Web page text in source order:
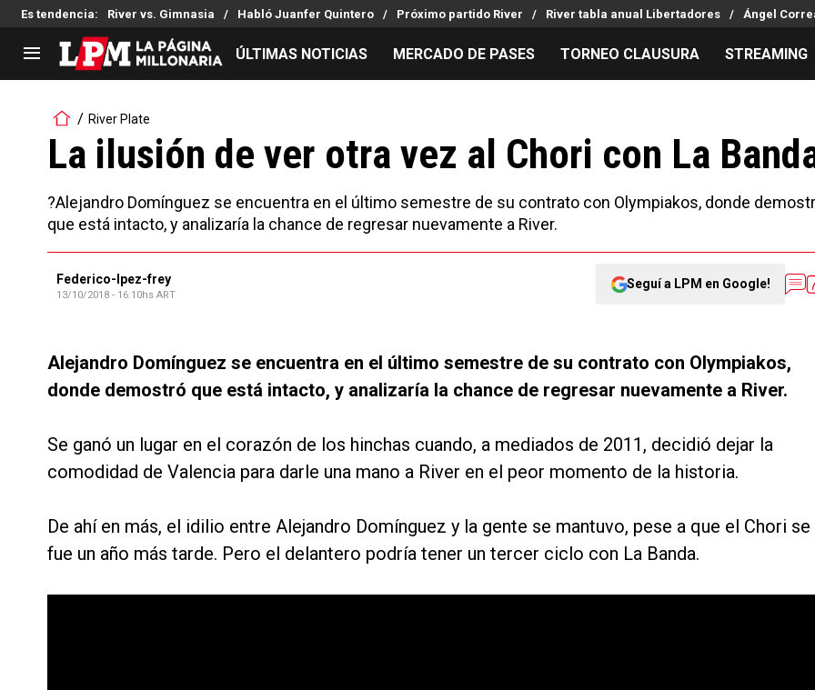
Es tendencia: River vs. Gimnasia Habló Juanfer Quintero Próximo partido River River tabla anual Libertadores Ángel
LIGA PROFESIONAL
Noticias
Tabla de posiciones
Reserva
Copa Sudamericana
Copa Argentina
Mercado de Pases
Análisis tácticos
Chacho Coudet
Streaming
Entradas
Los goles de River
Noticias
Guías
ÚLTIMAS NOTICIAS MERCADO DE PASES TORNEO CLAUSURA STREAMING
River Plate
La ilusión de ver otra vez al Chori con La
?Alejandro Domínguez se encuentra en el último semestre de su contrato con Olympiakos, donde
que está intacto, y analizaría la chance de regresar nuevamente a River.
Federico-lpez-frey
13/10/2018 - 16:10hs ART
Seguí a LPM en Google!
Alejandro Domínguez se encuentra en el último semestre de su contrato con Olympiakos,
donde demostró que está intacto, y analizaría la chance de regresar nuevamente a River.
Se ganó un lugar en el corazón de los hinchas cuando, a mediados de 2011, decidió dejar la
comodidad de Valencia para darle una mano a River en el peor momento de la historia.
De ahí en más, el idilio entre Alejandro Domínguez y la gente se mantuvo, pese a que el Chori se
fue un año más tarde. Pero el delantero podría tener un tercer ciclo con La Banda.